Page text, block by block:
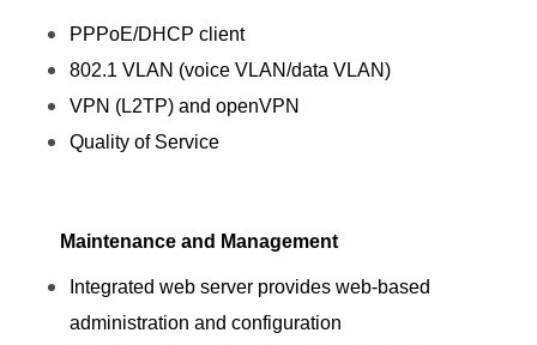
PPPoE/DHCP client
802.1 VLAN (voice VLAN/data VLAN)
VPN (L2TP) and openVPN
Quality of Service
Maintenance and Management
Integrated web server provides web-based
administration and configuration